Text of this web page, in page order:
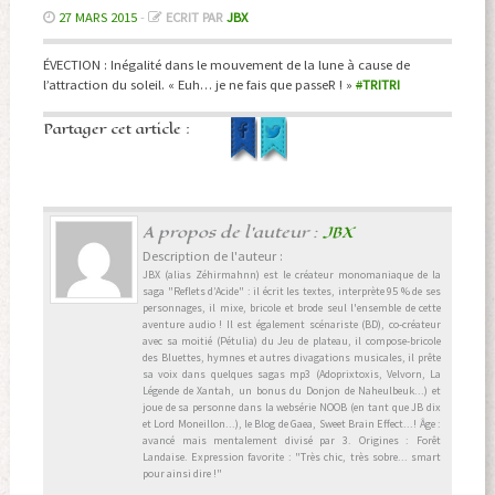
27 MARS 2015- ECRIT PAR JBX
ÉVECTION : Inégalité dans le mouvement de la lune à cause de
l’attraction du soleil. « Euh… je ne fais que passeR ! » #TRITRI
Partager cet article :
A propos de l'auteur :JBX
Description de l'auteur :
JBX (alias Zéhirmahnn) est le créateur monomaniaque de la
saga "Reflets d’Acide" : il écrit les textes, interprète 95 % de ses
personnages, il mixe, bricole et brode seul l'ensemble de cette
aventure audio ! Il est également scénariste (BD), co-créateur
avec sa moitié (Pétulia) du Jeu de plateau, il compose-bricole
des Bluettes, hymnes et autres divagations musicales, il prête
sa voix dans quelques sagas mp3 (Adoprixtoxis, Velvorn, La
Légende de Xantah, un bonus du Donjon de Naheulbeuk...) et
joue de sa personne dans la websérie NOOB (en tant que JB dix
et Lord Moneillon...), le Blog de Gaea, Sweet Brain Effect...! Âge :
avancé mais mentalement divisé par 3. Origines : Forêt
Landaise. Expression favorite : "Très chic, très sobre... smart
pour ainsi dire !"